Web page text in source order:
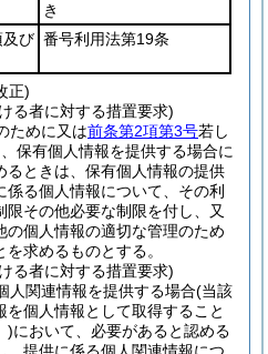
き
び 番号利用法第19条
正)
る者に対する措置要求)
ために又は前条第2項第3号若し
保有個人情報を提供する場合に
るときは、保有個人情報の提供
る個人情報について、その利
限その他必要な制限を付し、又
の個人情報の適切な管理のため
求めるものとする。
る者に対する措置要求)
人関連情報を提供する場合(当該
個人情報として取得すること
)において、必要があると認める